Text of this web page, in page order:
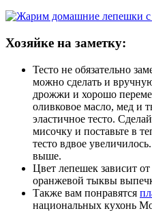
Хозяйке на заметку:
Тесто не обязательно
можно сделать и
дрожжи и хорошо
оливковое масло, мед и
эластичное тесто.
мисочку и поставьте в
тесто вдвое
выше.
Цвет лепешек зависит
оранжевой тыквы
Также вам понравятся
национальных кухонь